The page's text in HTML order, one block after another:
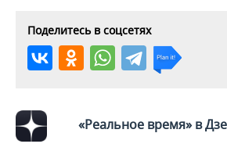
Поделитесь в соцсетях
«Реальное время» в